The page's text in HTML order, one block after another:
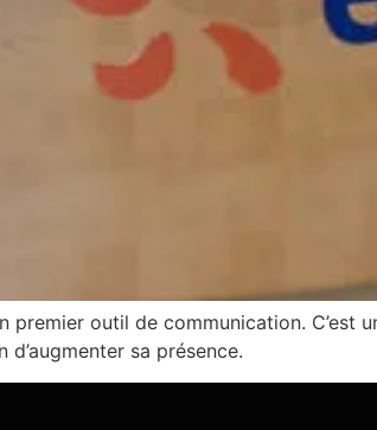
premier outil de communication. C’est
sa présence.